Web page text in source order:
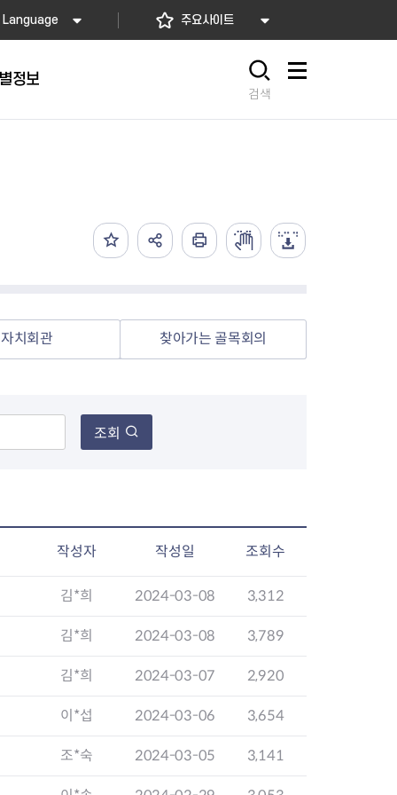
Language 주요사이트
나눔의 장터마당
행정규제개혁
행정처분
법률상담
공공기관
방법 및 처리
고향사랑기부제
답례물품
정보
지트
안전문화운동
우리 동네 안전지도
안전 체험·교육
재난유형별 주요정책사업
재난약자 행동요령
트
가격업소
가격업소 추천
정보
업
도시정비소식
공동주택현황
정비사업구역현황
재건축
재개발
재정비촉진
지구단위계획
석면해체·제거일정
청량리 중심지 육성
검색
사이트맵
자치회관 찾아가는 골목회의
조회
작성자 작성일 조회수
김*희 2024-03-08 3,312
김*희 2024-03-08 3,789
김*희 2024-03-07 2,920
이*섭 2024-03-06 3,654
조*숙 2024-03-05 3,141